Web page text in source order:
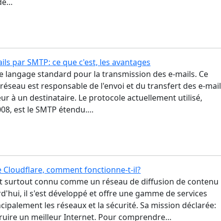
par SMTP: ce que c'est, les avantages
langage standard pour la transmission des e-mails. Ce
est responsable de l'envoi et du transfert des e-
à un destinataire. Le protocole actuellement utilisé,
est le SMTP étendu.…
Cloudflare, comment fonctionne-t-il?
surtout connu comme un réseau de diffusion de contenu
il s'est développé et offre une gamme de services
les réseaux et la sécurité. Sa mission déclarée:
un meilleur Internet. Pour comprendre…